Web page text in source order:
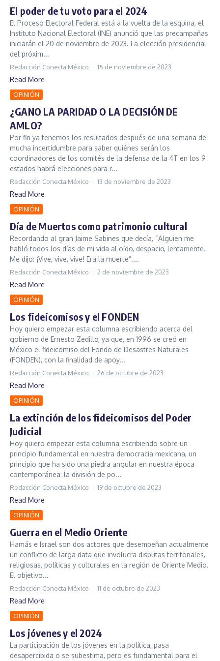
El poder de tu voto para el 2024
El Proceso Electoral Federal está a la vuelta de la esquina, el
Instituto Nacional Electoral (INE) anunció que las precampañas
iniciarán el 20 de noviembre de 2023. La elección presidencial
del próxim...
Redacción Conecta México 15 de noviembre de 2023
Read More
OPINIÓN
¿GANO LA PARIDAD O LA DECISIÓN DE
AMLO?
Por fin ya tenemos los resultados después de una semana de
mucha incertidumbre para saber quiénes serán los
coordinadores de los comités de la defensa de la 4T en los 9
estados habrá elecciones para r...
Redacción Conecta México 13 de noviembre de 2023
Read More
OPINIÓN
Día de Muertos como patrimonio cultural
Recordando al gran Jaime Sabines que decía, “Alguien me
habló todos los días de mi vida al oído, despacio, lentamente.
Me dijo: ¡Vive, vive, vive! Era la muerte”....
Redacción Conecta México 2 de noviembre de 2023
Read More
OPINIÓN
Los fideicomisos y el FONDEN
Hoy quiero empezar esta columna escribiendo acerca del
gobierno de Ernesto Zedillo, ya que, en 1996 se creó en
México el fideicomiso del Fondo de Desastres Naturales
(FONDEN), con la finalidad de apoy...
Redacción Conecta México 26 de octubre de 2023
Read More
OPINIÓN
La extinción de los fideicomisos del Poder
Judicial
Hoy quiero empezar esta columna escribiendo sobre un
principio fundamental en nuestra democracia mexicana, un
principio que ha sido una piedra angular en nuestra época
contemporánea: la división de po...
Redacción Conecta México 19 de octubre de 2023
Read More
OPINIÓN
Guerra en el Medio Oriente
Hamás e Israel son dos actores que desempeñan actualmente
un conflicto de larga data que involucra disputas territoriales,
religiosas, políticas y culturales en la región de Oriente Medio.
El objetivo...
Redacción Conecta México 11 de octubre de 2023
Read More
OPINIÓN
Los jóvenes y el 2024
La participación de los jóvenes en la política, pasa
desapercibida o se subestima, pero es fundamental para el